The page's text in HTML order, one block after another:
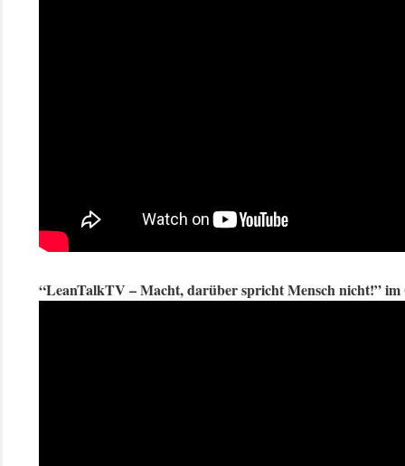
“LeanTalkTV – Macht, darüber spricht Mensch nicht!” im